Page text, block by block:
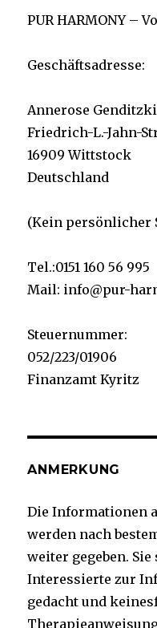
PUR HARMONY –
Geschäftsadresse:
Annerose Genditzki
Friedrich-L.-Jahn-
16909 Wittstock
Deutschland
(Kein persönlicher
Tel.:0151 160 56 995
Mail: info@pur-
Steuernummer:
052/223/01906
Finanzamt Kyritz
ANMERKUNG
Die Informationen
werden nach
weiter gegeben.
Interessierte zur
gedacht und